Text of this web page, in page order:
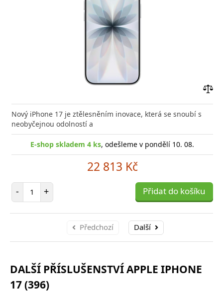
Nový iPhone 17 je ztělesněním inovace, která se snoubí s
neobyčejnou odolností a
E-shop skladem 4 ks, odešleme v pondělí 10. 08.
22 813 Kč
- Počet položek
+ Přidat do košíku
Předchozí Další
DALŠÍ PŘÍSLUŠENSTVÍ APPLE IPHONE
17 (396)